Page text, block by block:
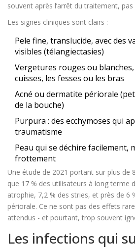
souvent après l’arrêt du traitement, pas
Les signes cliniques sont clairs :
Pele fine, translucide, avec des
visibles (télangiectasies)
Vergetures rouges ou
cuisses, les fesses ou les bras
Acné ou dermatite périorale
de la bouche)
Purpura : des ecchymoses qui
traumatisme
Peau qui se déchire facilement,
frottement
Une étude de 2021 portant sur plus de
que 17 % des utilisateurs à long terme
atrophie, 7,2 % des stries, et près de 6
périorale. Ce ne sont pas des effets
attendus - et pourtant, trop souvent
Les infections qui